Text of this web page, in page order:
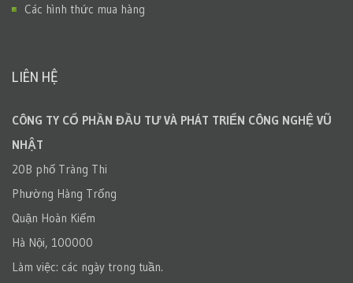
Các hình thức mua hàng
LIÊN HỆ
CÔNG TY CỔ PHẦN ĐẦU TƯ VÀ PHÁT TRIỂN CÔNG NGHỆ VŨ
NHẬT
20B phố Tràng Thi
Phường Hàng Trống
Quận Hoàn Kiếm
Hà Nội, 100000
Làm việc: các ngày trong tuần.